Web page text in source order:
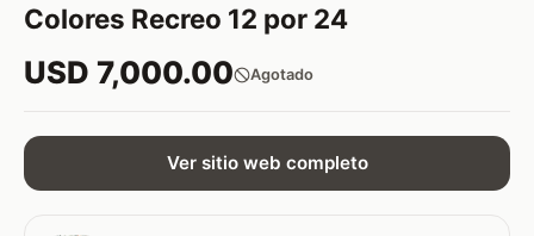
Colores Recreo 12 por 24
USD 7,000.00 Agotado
Ver sitio web completo